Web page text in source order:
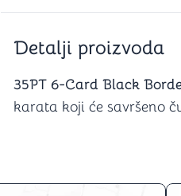
Šah
4 u 1 igre
Backgammon (Tavla)
Detalji proizvoda
35PT 6-Card Black
karata koji će savršeno